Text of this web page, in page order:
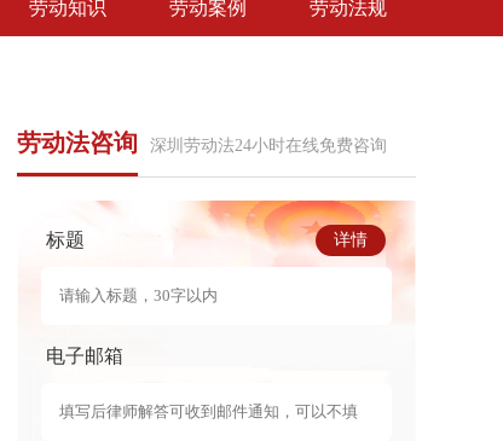
劳动知识 劳动案例 劳动法规
劳动法咨询 深圳劳动法24小时在线免费咨询
详情
标题
电子邮箱